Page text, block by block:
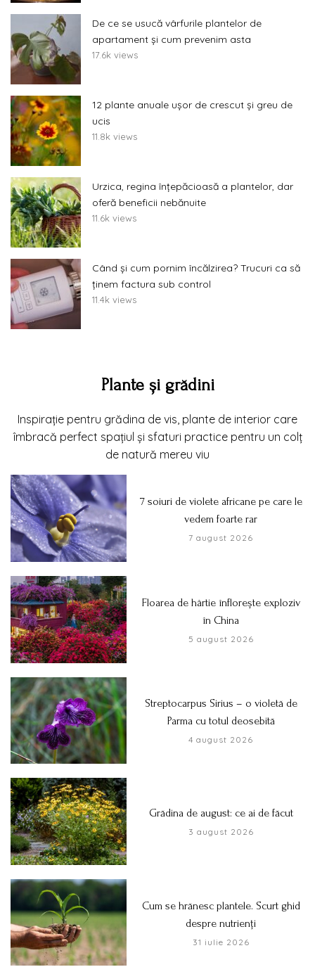
De ce se usucă vârfurile plantelor de
apartament și cum prevenim asta
17.6k views
12 plante anuale ușor de crescut și greu de
ucis
11.8k views
Urzica, regina înțepăcioasă a plantelor, dar
oferă beneficii nebănuite
11.6k views
Când și cum pornim încălzirea? Trucuri ca să
ținem factura sub control
11.4k views
Plante și grădini
Inspirație pentru grădina de vis, plante de interior care
îmbracă perfect spațiul și sfaturi practice pentru un colț
de natură mereu viu
7 soiuri de violete africane pe care le
vedem foarte rar
7 august 2026
Floarea de hârtie înflorește exploziv
în China
5 august 2026
Streptocarpus Sirius – o violetă de
Parma cu totul deosebită
4 august 2026
Grădina de august: ce ai de făcut
3 august 2026
Cum se hrănesc plantele. Scurt ghid
despre nutrienți
31 iulie 2026